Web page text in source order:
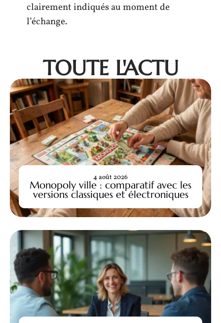
clairement indiqués au moment de
l’échange.
TOUTE L'ACTU
Monopoly ville : comparatif avec les
versions classiques et électroniques
4 août 2026